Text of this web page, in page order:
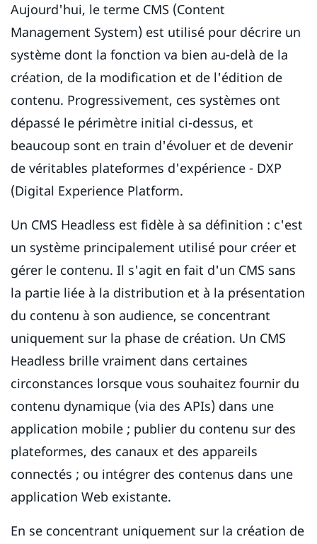
Aujourd'hui, le terme CMS (Content
Management System) est utilisé pour décrire un
système dont la fonction va bien au-delà de la
création, de la modification et de l'édition de
contenu. Progressivement, ces systèmes ont
dépassé le périmètre initial ci-dessus, et
beaucoup sont en train d'évoluer et de devenir
de véritables plateformes d'expérience - DXP
(Digital Experience Platform.
Un CMS Headless est fidèle à sa définition : c'est
un système principalement utilisé pour créer et
gérer le contenu. Il s'agit en fait d'un CMS sans
la partie liée à la distribution et à la présentation
du contenu à son audience, se concentrant
uniquement sur la phase de création. Un CMS
Headless brille vraiment dans certaines
circonstances lorsque vous souhaitez fournir du
contenu dynamique (via des APIs) dans une
application mobile ; publier du contenu sur des
plateformes, des canaux et des appareils
connectés ; ou intégrer des contenus dans une
application Web existante.
En se concentrant uniquement sur la création de